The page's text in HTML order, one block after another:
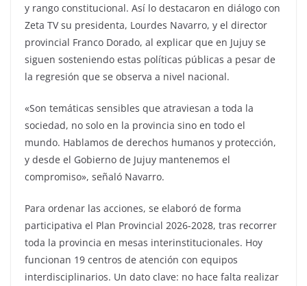
y rango constitucional. Así lo destacaron en diálogo con
Zeta TV su presidenta, Lourdes Navarro, y el director
provincial Franco Dorado, al explicar que en Jujuy se
siguen sosteniendo estas políticas públicas a pesar de
la regresión que se observa a nivel nacional.
«Son temáticas sensibles que atraviesan a toda la
sociedad, no solo en la provincia sino en todo el
mundo. Hablamos de derechos humanos y protección,
y desde el Gobierno de Jujuy mantenemos el
compromiso», señaló Navarro.
Para ordenar las acciones, se elaboró de forma
participativa el Plan Provincial 2026-2028, tras recorrer
toda la provincia en mesas interinstitucionales. Hoy
funcionan 19 centros de atención con equipos
interdisciplinarios. Un dato clave: no hace falta realizar